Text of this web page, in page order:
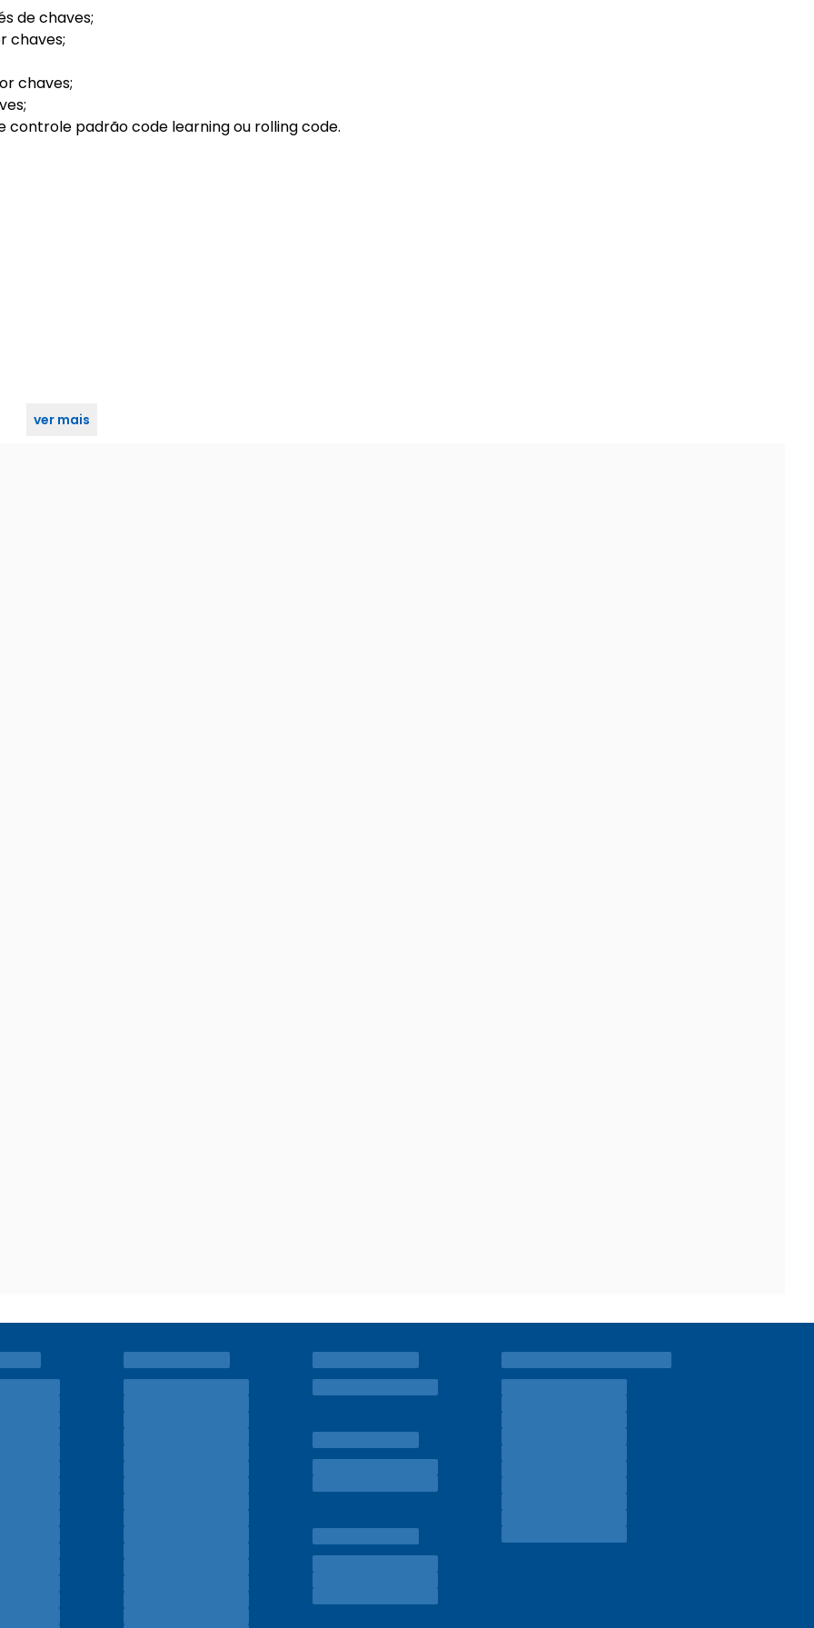
de chaves;
chaves;
chaves;
controle padrão code learning ou rolling code.
ver mais